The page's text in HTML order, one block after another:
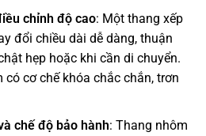
chỉnh độ cao: Một thang xếp
đổi chiều dài dễ dàng, thuận
hẹp hoặc khi cần di chuyển.
có cơ chế khóa chắc chắn, trơn
chế độ bảo hành: Thang nhôm